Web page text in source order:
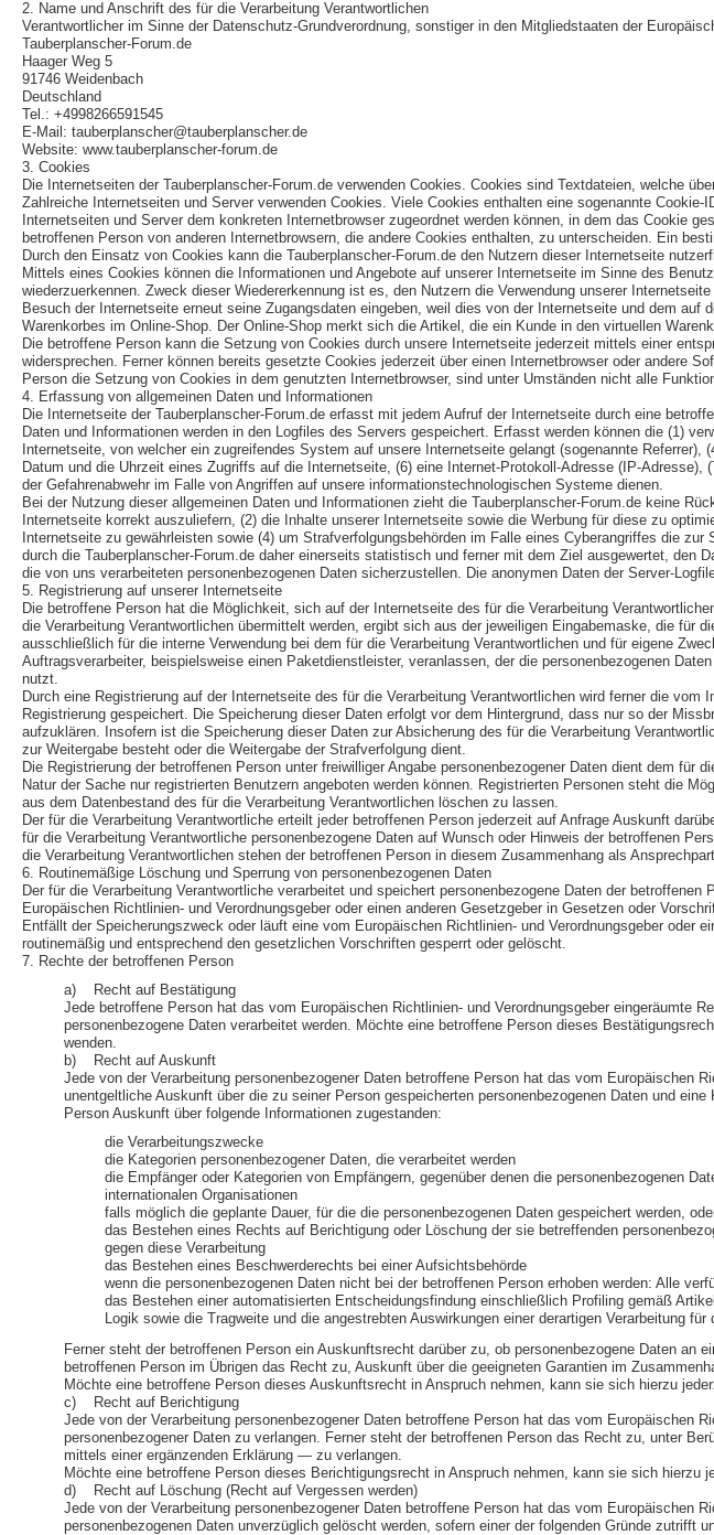
2. Name und Anschrift des für die Verarbeitung Verantwortlichen
Verantwortlicher im Sinne der Datenschutz-Grundverordnung, sonstiger in den Mitgliedstaaten der
Tauberplanscher-Forum.de
Haager Weg 5
91746 Weidenbach
Deutschland
Tel.: +4998266591545
E-Mail: tauberplanscher@tauberplanscher.de
Website: www.tauberplanscher-forum.de
3. Cookies
Die Internetseiten der Tauberplanscher-Forum.de verwenden Cookies. Cookies sind Textdateien, welche
Zahlreiche Internetseiten und Server verwenden Cookies. Viele Cookies enthalten eine sogenannte
Internetseiten und Server dem konkreten Internetbrowser zugeordnet werden können, in dem das Cookie
betroffenen Person von anderen Internetbrowsern, die andere Cookies enthalten, zu unterscheiden. Ein
Durch den Einsatz von Cookies kann die Tauberplanscher-Forum.de den Nutzern dieser Internetseite
Mittels eines Cookies können die Informationen und Angebote auf unserer Internetseite im Sinne des
wiederzuerkennen. Zweck dieser Wiedererkennung ist es, den Nutzern die Verwendung unserer
Besuch der Internetseite erneut seine Zugangsdaten eingeben, weil dies von der Internetseite und dem
Warenkorbes im Online-Shop. Der Online-Shop merkt sich die Artikel, die ein Kunde in den virtuellen
Die betroffene Person kann die Setzung von Cookies durch unsere Internetseite jederzeit mittels einer
widersprechen. Ferner können bereits gesetzte Cookies jederzeit über einen Internetbrowser oder andere
Person die Setzung von Cookies in dem genutzten Internetbrowser, sind unter Umständen nicht alle
4. Erfassung von allgemeinen Daten und Informationen
Die Internetseite der Tauberplanscher-Forum.de erfasst mit jedem Aufruf der Internetseite durch eine
Daten und Informationen werden in den Logfiles des Servers gespeichert. Erfasst werden können die (1)
Internetseite, von welcher ein zugreifendes System auf unsere Internetseite gelangt (sogenannte
Datum und die Uhrzeit eines Zugriffs auf die Internetseite, (6) eine Internet-Protokoll-Adresse (IP-
der Gefahrenabwehr im Falle von Angriffen auf unsere informationstechnologischen Systeme dienen.
Bei der Nutzung dieser allgemeinen Daten und Informationen zieht die Tauberplanscher-Forum.de keine
Internetseite korrekt auszuliefern, (2) die Inhalte unserer Internetseite sowie die Werbung für diese zu
Internetseite zu gewährleisten sowie (4) um Strafverfolgungsbehörden im Falle eines Cyberangriffes die
durch die Tauberplanscher-Forum.de daher einerseits statistisch und ferner mit dem Ziel ausgewertet,
die von uns verarbeiteten personenbezogenen Daten sicherzustellen. Die anonymen Daten der Server-
5. Registrierung auf unserer Internetseite
Die betroffene Person hat die Möglichkeit, sich auf der Internetseite des für die Verarbeitung
die Verarbeitung Verantwortlichen übermittelt werden, ergibt sich aus der jeweiligen Eingabemaske, die für
ausschließlich für die interne Verwendung bei dem für die Verarbeitung Verantwortlichen und für eigene
Auftragsverarbeiter, beispielsweise einen Paketdienstleister, veranlassen, der die personenbezogenen
nutzt.
Durch eine Registrierung auf der Internetseite des für die Verarbeitung Verantwortlichen wird ferner die
Registrierung gespeichert. Die Speicherung dieser Daten erfolgt vor dem Hintergrund, dass nur so der
aufzuklären. Insofern ist die Speicherung dieser Daten zur Absicherung des für die Verarbeitung
zur Weitergabe besteht oder die Weitergabe der Strafverfolgung dient.
Die Registrierung der betroffenen Person unter freiwilliger Angabe personenbezogener Daten dient dem
Natur der Sache nur registrierten Benutzern angeboten werden können. Registrierten Personen steht die
aus dem Datenbestand des für die Verarbeitung Verantwortlichen löschen zu lassen.
Der für die Verarbeitung Verantwortliche erteilt jeder betroffenen Person jederzeit auf Anfrage Auskunft
für die Verarbeitung Verantwortliche personenbezogene Daten auf Wunsch oder Hinweis der betroffenen
die Verarbeitung Verantwortlichen stehen der betroffenen Person in diesem Zusammenhang als
6. Routinemäßige Löschung und Sperrung von personenbezogenen Daten
Der für die Verarbeitung Verantwortliche verarbeitet und speichert personenbezogene Daten der
Europäischen Richtlinien- und Verordnungsgeber oder einen anderen Gesetzgeber in Gesetzen oder
Entfällt der Speicherungszweck oder läuft eine vom Europäischen Richtlinien- und Verordnungsgeber
routinemäßig und entsprechend den gesetzlichen Vorschriften gesperrt oder gelöscht.
7. Rechte der betroffenen Person
a) Recht auf Bestätigung
Jede betroffene Person hat das vom Europäischen Richtlinien- und Verordnungsgeber eingeräumte
personenbezogene Daten verarbeitet werden. Möchte eine betroffene Person dieses
wenden.
b) Recht auf Auskunft
Jede von der Verarbeitung personenbezogener Daten betroffene Person hat das vom Europäischen
unentgeltliche Auskunft über die zu seiner Person gespeicherten personenbezogenen Daten und
Person Auskunft über folgende Informationen zugestanden:
die Verarbeitungszwecke
die Kategorien personenbezogener Daten, die verarbeitet werden
die Empfänger oder Kategorien von Empfängern, gegenüber denen die personenbezogenen
internationalen Organisationen
falls möglich die geplante Dauer, für die die personenbezogenen Daten gespeichert werden,
das Bestehen eines Rechts auf Berichtigung oder Löschung der sie betreffenden
gegen diese Verarbeitung
das Bestehen eines Beschwerderechts bei einer Aufsichtsbehörde
wenn die personenbezogenen Daten nicht bei der betroffenen Person erhoben werden: Alle
das Bestehen einer automatisierten Entscheidungsfindung einschließlich Profiling gemäß
Logik sowie die Tragweite und die angestrebten Auswirkungen einer derartigen Verarbeitung für
Ferner steht der betroffenen Person ein Auskunftsrecht darüber zu, ob personenbezogene Daten
betroffenen Person im Übrigen das Recht zu, Auskunft über die geeigneten Garantien im
Möchte eine betroffene Person dieses Auskunftsrecht in Anspruch nehmen, kann sie sich hierzu
c) Recht auf Berichtigung
Jede von der Verarbeitung personenbezogener Daten betroffene Person hat das vom Europäischen
personenbezogener Daten zu verlangen. Ferner steht der betroffenen Person das Recht zu, unter
mittels einer ergänzenden Erklärung — zu verlangen.
Möchte eine betroffene Person dieses Berichtigungsrecht in Anspruch nehmen, kann sie sich hierzu
d) Recht auf Löschung (Recht auf Vergessen werden)
Jede von der Verarbeitung personenbezogener Daten betroffene Person hat das vom Europäischen
personenbezogenen Daten unverzüglich gelöscht werden, sofern einer der folgenden Gründe zutrifft